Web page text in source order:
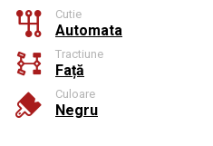
Cutie
Automata
Tractiune
Față
Culoare
Negru